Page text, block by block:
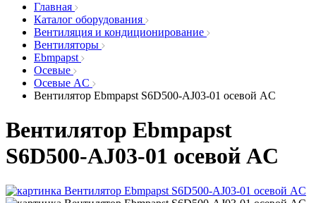
Главная
Каталог оборудования
Вентиляция и кондиционирование
Вентиляторы
Ebmpapst
Осевые
Осевые AC
Вентилятор Ebmpapst S6D500-AJ03-01 осевой AC
Вентилятор Ebmpapst
S6D500-AJ03-01 осевой AC